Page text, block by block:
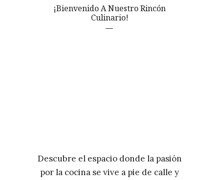
¡Bienvenido A Nuestro Rincón
Culinario!
Descubre el espacio donde la pasión
por la cocina se vive a pie de calle y